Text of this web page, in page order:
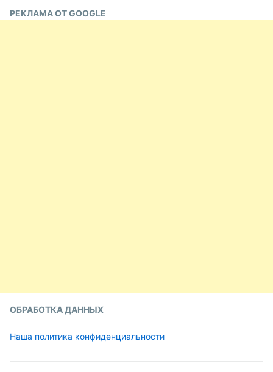
РЕКЛАМА ОТ GOOGLE
ОБРАБОТКА ДАННЫХ
Наша политика конфиденциальности